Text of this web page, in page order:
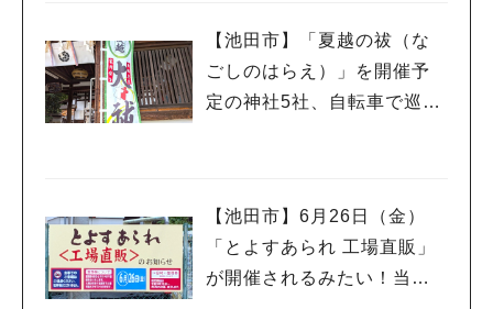
【池田市】「夏越の祓（な
ごしのはらえ）」を開催予
定の神社5社、自転車で巡っ
【池田市】6月26日（金）
「とよすあられ 工場直販」
が開催されるみたい！当日